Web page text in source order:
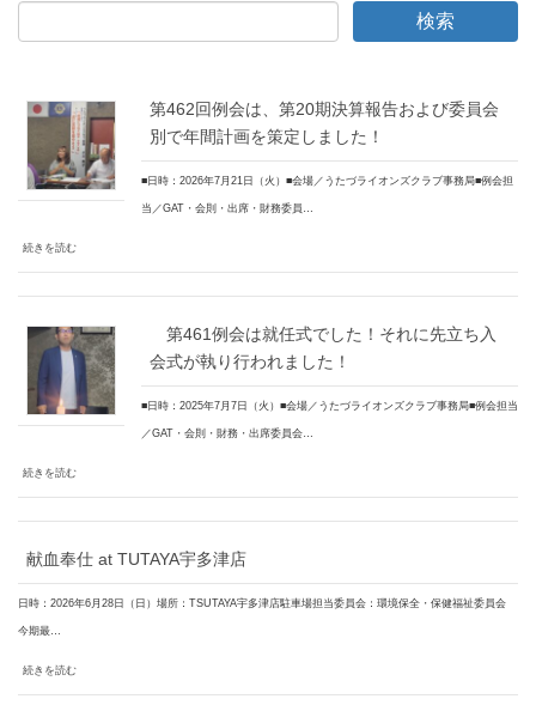
第462回例会は、第20期決算報告および委員会
別で年間計画を策定しました！
■日時：2026年7月21日（火）■会場／うたづライオンズクラブ事務局■例会担
当／GAT・会則・出席・財務委員…
続きを読む
第461例会は就任式でした！それに先立ち入
会式が執り行われました！
■日時：2025年7月7日（火）■会場／うたづライオンズクラブ事務局■例会担当
／GAT・会則・財務・出席委員会…
続きを読む
献血奉仕 at TUTAYA宇多津店
日時：2026年6月28日（日）場所：TSUTAYA宇多津店駐車場担当委員会：環境保全・保健福祉委員会
今期最…
続きを読む